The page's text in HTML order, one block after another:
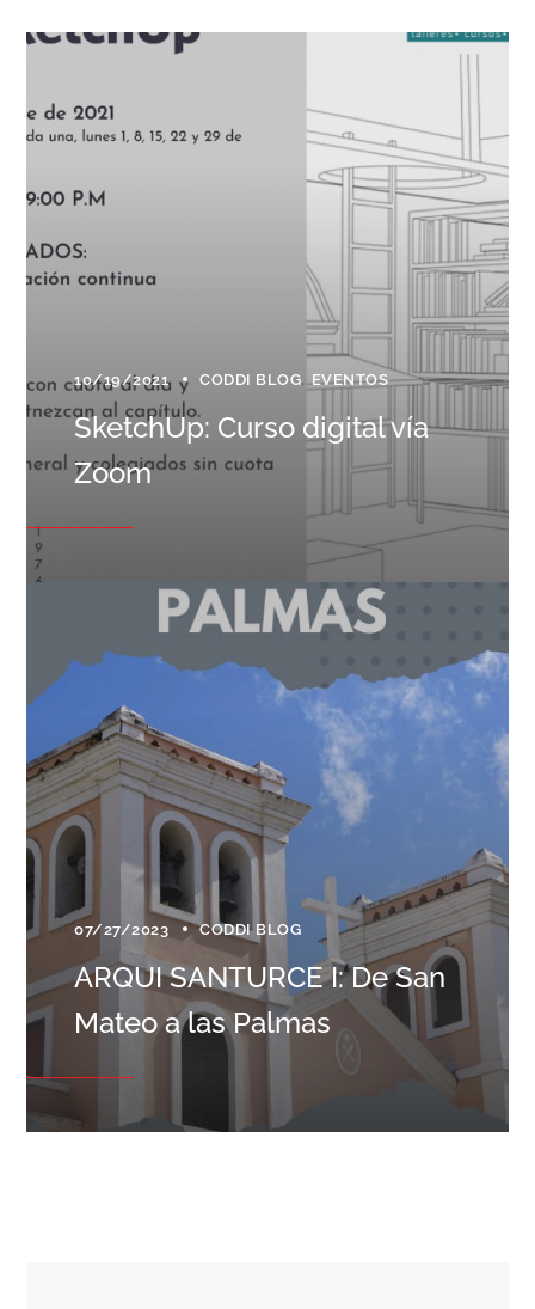
10/19/2021 CODDI BLOG EVENTOS
SketchUp: Curso digital vía
Zoom
07/27/2023 CODDI BLOG
ARQUI SANTURCE I: De San
Mateo a las Palmas